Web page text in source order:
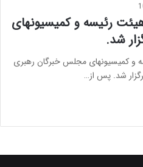
رئیسه و کمیسیونهای
شد.
کمیسیونهای مجلس خبرگان رهبری